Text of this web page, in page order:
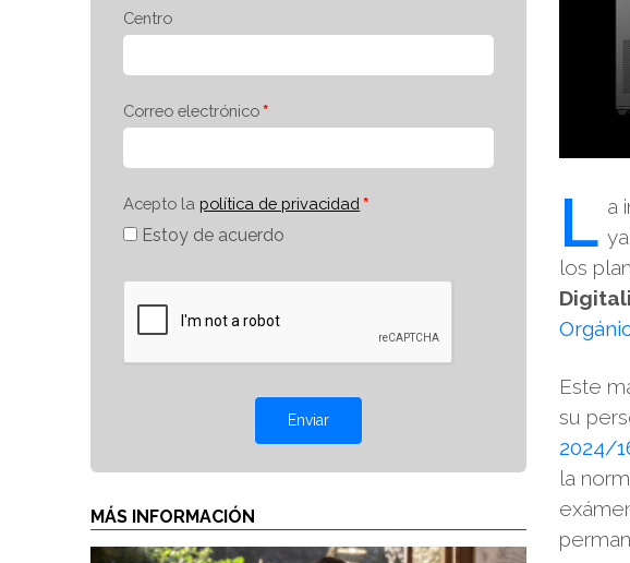
Centro
Correo electrónico
Acepto la política de privacidad
Estoy de acuerdo
Enviar
MÁS INFORMACIÓN
L a
los
Este
su
2024/
la